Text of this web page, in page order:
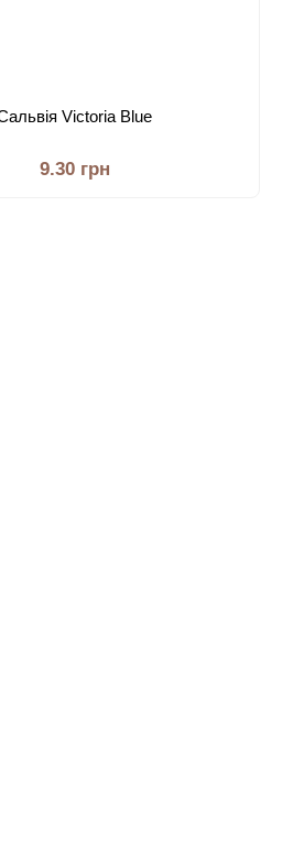
Victoria Blue
9.30 грн